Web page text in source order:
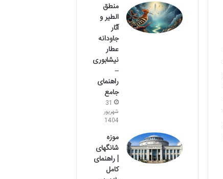
منطق
الطیر و
آثار
جاودانه
عطار
نیشابوری
–
راهنمای
جامع
31
شهریور
1404
موزه
شانگهای
| راهنمای
کامل